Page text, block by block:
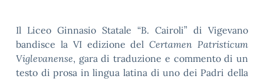
Il Liceo Ginnasio Statale “B. Cairoli” di Vigevano
bandisce la VI edizione delCertamen Patristicum
Viglevanense, gara di traduzione e commento di un
testo di prosa in lingua latina di uno dei Padri della